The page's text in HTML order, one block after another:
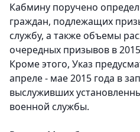
Кабмину поручено
граждан, подлежащих
службу, а также объемы
очередных призывов в 2015
Кроме этого, Указ
апреле - мае 2015 года в
выслуживших
военной службы.